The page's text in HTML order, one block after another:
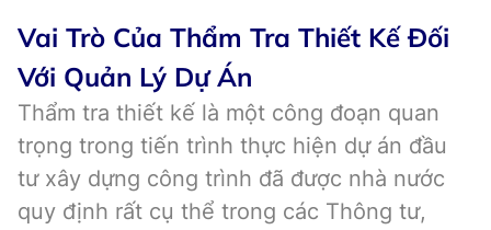
Vai Trò Của Thẩm Tra Thiết Kế Đối
Với Quản Lý Dự Án
Thẩm tra thiết kế là một công đoạn quan
trọng trong tiến trình thực hiện dự án đầu
tư xây dựng công trình đã được nhà nước
quy định rất cụ thể trong các Thông tư,